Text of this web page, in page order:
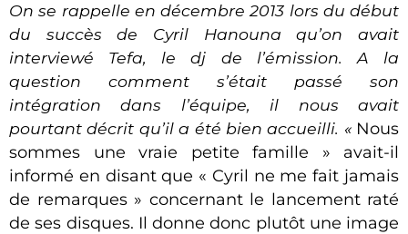
On se rappelle en décembre 2013 lors du début
du succès de Cyril Hanouna qu’on avait
interviewé Tefa, le dj de l’émission. A la
question comment s’était passé son
intégration dans l’équipe, il nous avait
pourtant décrit qu’il a été bien accueilli. « Nous
sommes une vraie petite famille » avait-il
informé en disant que « Cyril ne me fait jamais
de remarques » concernant le lancement raté
de ses disques. Il donne donc plutôt une image